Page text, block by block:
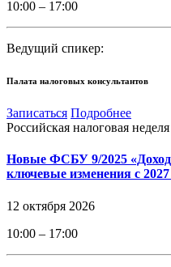
10:00 – 17:00
Ведущий спикер:
Палата налоговых консультантов
Записаться Подробнее
Российская налоговая неделя
Новые ФСБУ 9/2025
ключевые изменения с 2027
12 октября 2026
10:00 – 17:00